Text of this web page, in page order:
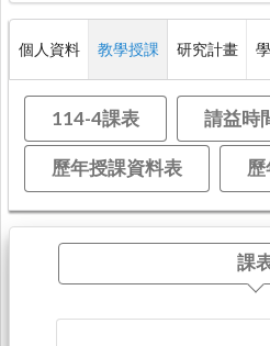
個人資料 教學授課 研究計畫
114-4課表 請益時
歷年授課資料表
課